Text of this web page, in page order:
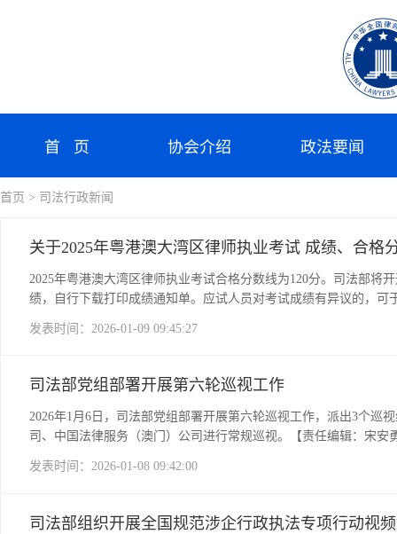
首 页 协会介绍 政法要闻
首页 > 司法行政新闻
关于2025年粤港澳大湾区律师执业考试 成绩、合格
2025年粤港澳大湾区律师执业考试合格分数线为120分。司法部将
绩，自行下载打印成绩通知单。应试人员对考试成绩有异议的，可
发表时间：2026-01-09 09:45:27
司法部党组部署开展第六轮巡视工作
2026年1月6日，司法部党组部署开展第六轮巡视工作，派出3个巡
司、中国法律服务（澳门）公司进行常规巡视。【责任编辑：宋安
发表时间：2026-01-08 09:42:00
司法部组织开展全国规范涉企行政执法专项行动视